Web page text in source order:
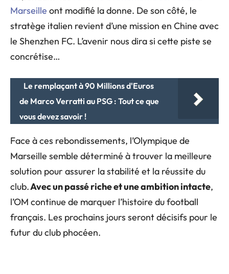
Marseille ont modifié la donne. De son côté, le
stratège italien revient d’une mission en Chine avec
le Shenzhen FC. L’avenir nous dira si cette piste se
concrétise…
Le remplaçant à 90 Millions d'Euros
de Marco Verratti au PSG : Tout ce que
vous devez savoir !
Face à ces rebondissements, l’Olympique de
Marseille semble déterminé à trouver la meilleure
solution pour assurer la stabilité et la réussite du
club.Avec un passé riche et une ambition intacte,
l’OM continue de marquer l’histoire du football
français. Les prochains jours seront décisifs pour le
futur du club phocéen.